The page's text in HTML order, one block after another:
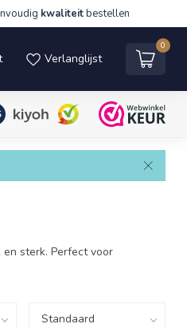
kwaliteitbestellen
Verlanglijst
0
sterk. Perfect voor